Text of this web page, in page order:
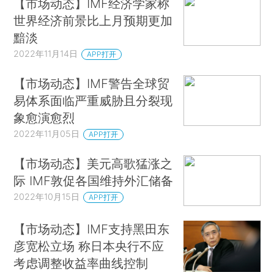
【市场动态】IMF经济学家称
世界经济前景比上月预期更加
黯淡
2022年11月14日 APP打开
【市场动态】IMF警告全球贸
易体系面临严重威胁且分裂现
象愈演愈烈
2022年11月05日 APP打开
【市场动态】美元高歌猛涨之
际 IMF敦促各国维持外汇储备
2022年10月15日 APP打开
【市场动态】IMF支持黑田东
彦宽松立场 称日本央行不应
考虑调整收益率曲线控制